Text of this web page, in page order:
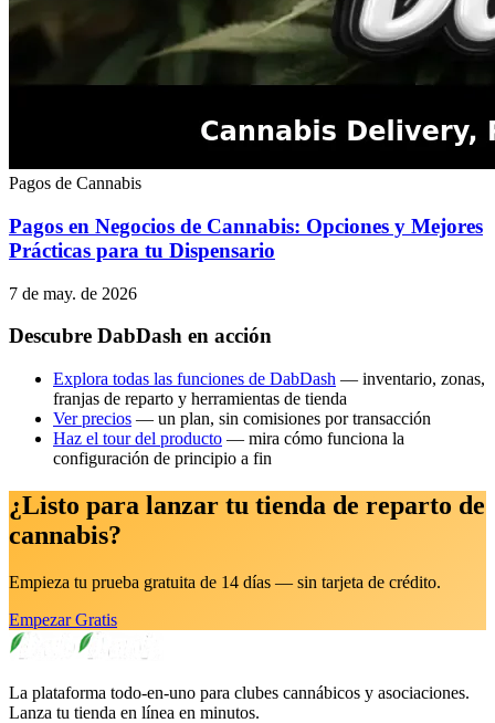
Pagos de Cannabis
Pagos en Negocios de Cannabis: Opciones y Mejores
Prácticas para tu Dispensario
7 de may. de 2026
Descubre DabDash en acción
Explora todas las funciones de DabDash — inventario, zonas,
franjas de reparto y herramientas de tienda
Ver precios — un plan, sin comisiones por transacción
Haz el tour del producto — mira cómo funciona la
configuración de principio a fin
¿Listo para lanzar tu tienda de reparto de
cannabis?
Empieza tu prueba gratuita de 14 días — sin tarjeta de crédito.
Empezar Gratis
La plataforma todo-en-uno para clubes cannábicos y asociaciones.
Lanza tu tienda en línea en minutos.